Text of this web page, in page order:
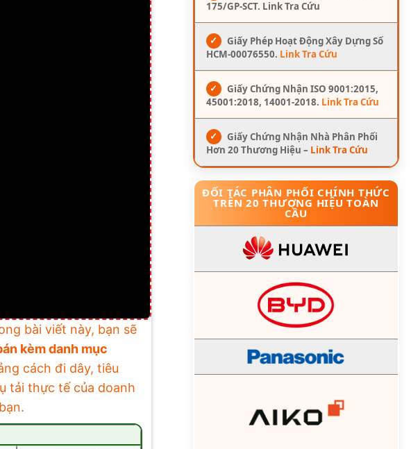
bài viết này, bạn sẽ
kèm danh mục
cách đi dây, tiêu
tải thực tế của doanh
175/GP-SCT. Link Tra Cứu
✓
Giấy Phép Hoạt Động Xây Dựng Số
HCM-00076550. Link Tra Cứu
✓
Giấy Chứng Nhận ISO 9001:2015,
45001:2018, 14001-2018. Link Tra Cứu
✓
Giấy Chứng Nhận Nhà Phân Phối
Hơn 20 Thương Hiệu – Link Tra Cứu
ĐỐI TÁC PHÂN PHỐI CHÍNH THỨC
TRÊN 20 THƯƠNG HIỆU TOÀN
CẦU